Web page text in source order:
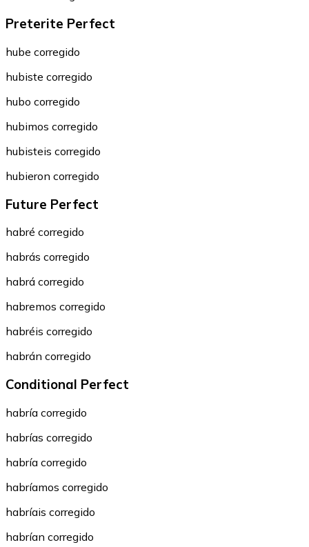
Preterite Perfect
hube corregido
hubiste corregido
hubo corregido
hubimos corregido
hubisteis corregido
hubieron corregido
Future Perfect
habré corregido
habrás corregido
habrá corregido
habremos corregido
habréis corregido
habrán corregido
Conditional Perfect
habría corregido
habrías corregido
habría corregido
habríamos corregido
habríais corregido
habrían corregido